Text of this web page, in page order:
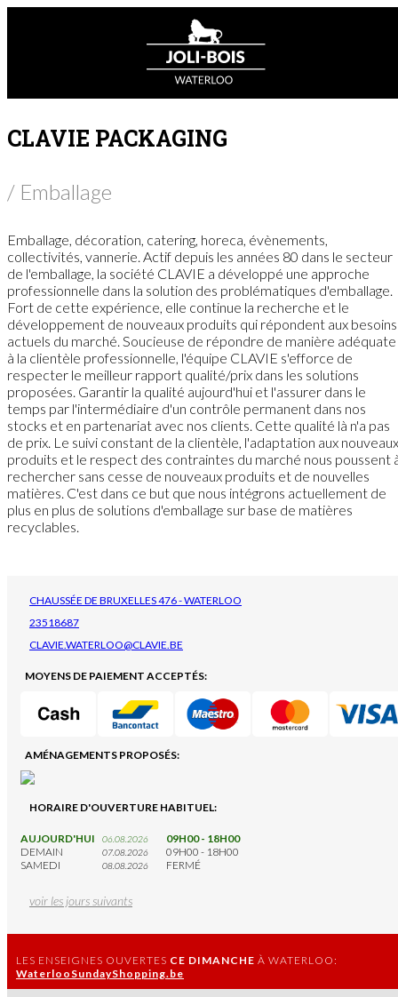
CLAVIE PACKAGING
/ Emballage
Emballage, décoration, catering, horeca, évènements,
collectivités, vannerie. Actif depuis les années 80 dans le secteur
de l'emballage, la société CLAVIE a développé une approche
professionnelle dans la solution des problématiques d'emballage.
Fort de cette expérience, elle continue la recherche et le
développement de nouveaux produits qui répondent aux besoins
actuels du marché. Soucieuse de répondre de manière adéquate
à la clientèle professionnelle, l'équipe CLAVIE s'efforce de
respecter le meilleur rapport qualité/prix dans les solutions
proposées. Garantir la qualité aujourd'hui et l'assurer dans le
temps par l'intermédiaire d'un contrôle permanent dans nos
stocks et en partenariat avec nos clients. Cette qualité là n'a pas
de prix. Le suivi constant de la clientèle, l'adaptation aux nouveaux
produits et le respect des contraintes du marché nous poussent
rechercher sans cesse de nouveaux produits et de nouvelles
matières. C'est dans ce but que nous intégrons actuellement de
plus en plus de solutions d'emballage sur base de matières
recyclables.
CHAUSSÉE DE BRUXELLES 476 - WATERLOO
23518687
CLAVIE.WATERLOO@CLAVIE.BE
MOYENS DE PAIEMENT ACCEPTÉS:
AMÉNAGEMENTS PROPOSÉS:
HORAIRE D'OUVERTURE HABITUEL:
AUJOURD'HUI 06.08.2026
09H00 - 18H00
DEMAIN
07.08.2026
09H00 - 18H00
SAMEDI
08.08.2026 FERMÉ
voir les jours suivants
LES ENSEIGNES OUVERTES CE DIMANCHE À WATERLOO:
WaterlooSundayShopping.be